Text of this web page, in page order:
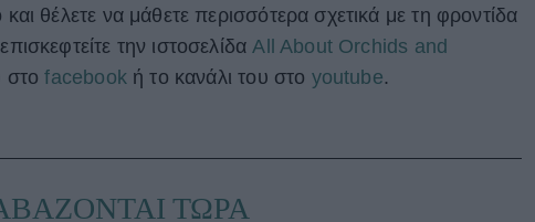
θέλετε να μάθετε περισσότερα σχετικά με τη φροντίδα
την ιστοσελίδαAll About Orchids and
στοfacebookή το κανάλι του στο youtube.
ΤΩΡΑ